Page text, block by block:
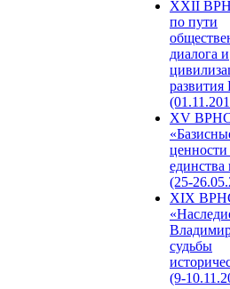
XXII
по пути
диалога и
развития
XV
единства
(25-
XIX
судьбы
(9-